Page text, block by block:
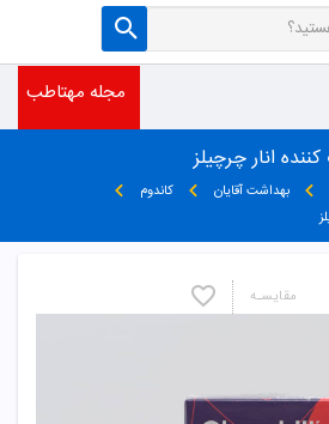
مجله مهتاطب
بهداشت آقایان
کاندوم
مقایسـه